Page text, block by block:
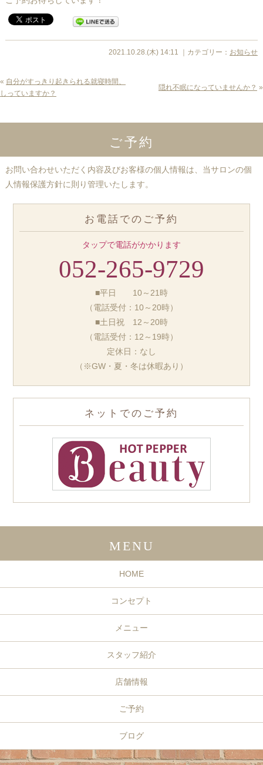
2021.10.28.(木) 14:11 ｜カテゴリー： お知らせ
« 自分がすっきり起きられる就寝時間、
しっていますか？
隠れ不眠になっていませんか？ »
ご予約
お問い合わせいただく内容及びお客様の個人情報は、当サロンの個
人情報保護方針に則り管理いたします。
お電話でのご予約
タップで電話がかかります
052-265-9729
■平日 10～21時
（電話受付：10～20時）
■土日祝 12～20時
（電話受付：12～19時）
定休日：なし
（※GW・夏・冬は休暇あり）
ネットでのご予約
MENU
HOME
コンセプト
メニュー
スタッフ紹介
店舗情報
ご予約
ブログ